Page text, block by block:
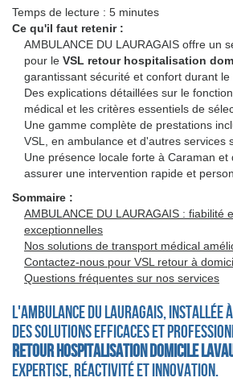
Temps de lecture : 5 minutes
Ce qu'il faut retenir :
AMBULANCE DU LAURAGAIS offre un
pour le VSL retour hospitalisation
garantissant sécurité et confort durant le
Des explications détaillées sur le
médical et les critères essentiels de
Une gamme complète de prestations
VSL, en ambulance et d'autres services
Une présence locale forte à Caraman
assurer une intervention rapide et
Sommaire :
AMBULANCE DU LAURAGAIS : fiabilité
exceptionnelles
Nos solutions de transport médical
Contactez-nous pour VSL retour à
Questions fréquentes sur nos services
L'AMBULANCE DU LAURAGAIS,
des solutions efficaces et
retour hospitalisation domicile
expertise, réactivité et innovation.